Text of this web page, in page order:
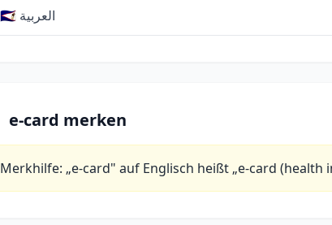
🇸🇦 العربية
e-card merken
Merkhilfe: „e-card" auf Englisch heißt „e-card (health